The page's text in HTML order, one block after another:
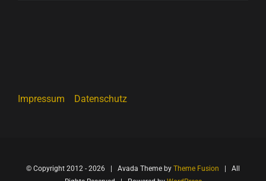
Impressum Datenschutz
© Copyright 2012 - 2026 | Avada Theme by Theme Fusion | All